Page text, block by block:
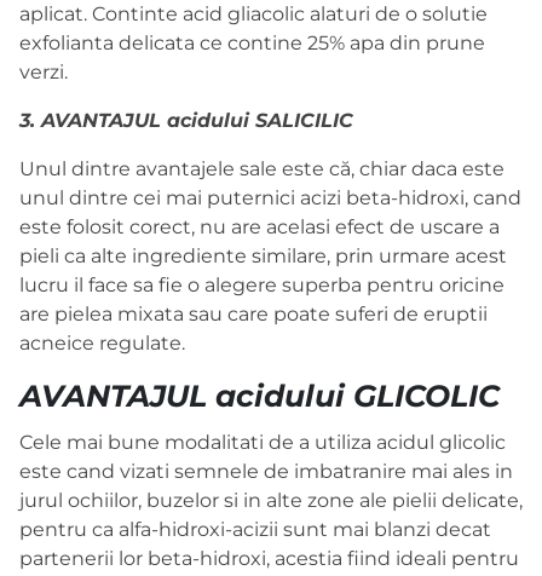
aplicat. Continte acid gliacolic alaturi de o solutie
exfolianta delicata ce contine 25% apa din prune
verzi.
3. AVANTAJUL acidului SALICILIC
Unul dintre avantajele sale este că, chiar daca este
unul dintre cei mai puternici acizi beta-hidroxi, cand
este folosit corect, nu are acelasi efect de uscare a
pieli ca alte ingrediente similare, prin urmare acest
lucru il face sa fie o alegere superba pentru oricine
are pielea mixata sau care poate suferi de eruptii
acneice regulate.
AVANTAJUL acidului GLICOLIC
Cele mai bune modalitati de a utiliza acidul glicolic
este cand vizati semnele de imbatranire mai ales in
jurul ochiilor, buzelor si in alte zone ale pielii delicate,
pentru ca alfa-hidroxi-acizii sunt mai blanzi decat
partenerii lor beta-hidroxi, acestia fiind ideali pentru